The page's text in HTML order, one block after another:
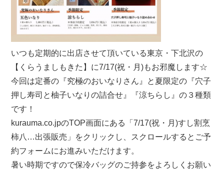
いつも定期的に出店させて頂いている東京・下北沢の
【くらうましもきた】に7/17(祝・月)もお邪魔します☆
今回は定番の『究極のおいなりさん』と夏限定の『穴子
押し寿司と柚子いなりの詰合せ』『涼ちらし』の３種類
です！
kurauma.co.jpのTOP画面にある「7/17(祝・月)すし割烹
柿八…出張販売」をクリックし、スクロールするとご予
約フォームにお進みいただけます。
暑い時期ですので保冷バッグのご持参をよろしくお願い